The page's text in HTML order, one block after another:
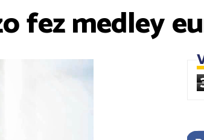
fez medley